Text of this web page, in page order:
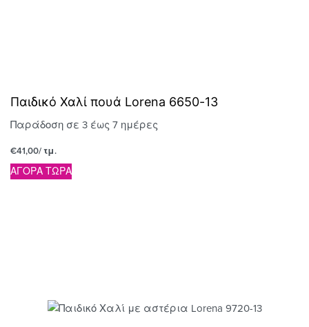
Παιδικό Χαλί πουά Lorena 6650-13
Παράδοση σε 3 έως 7 ημέρες
€41,00/ τμ.
ΑΓΟΡΑ ΤΩΡΑ